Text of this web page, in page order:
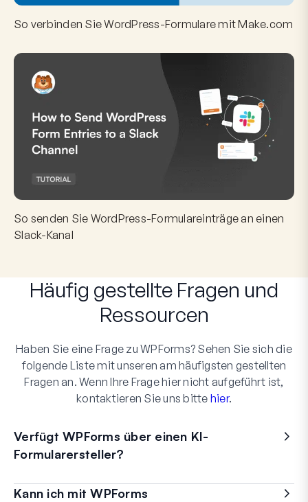
So verbinden Sie WordPress-Formulare mit Make.com
So senden Sie WordPress-Formulareinträge an einen
Slack-Kanal
Häufig gestellte Fragen und
Ressourcen
Haben Sie eine Frage zu WPForms? Sehen Sie sich die
folgende Liste mit unseren am häufigsten gestellten
Fragen an. Wenn Ihre Frage hier nicht aufgeführt ist,
kontaktieren Sie uns bitte hier.
Verfügt WPForms über einen KI-
Formularersteller?
Kann ich mit WPForms